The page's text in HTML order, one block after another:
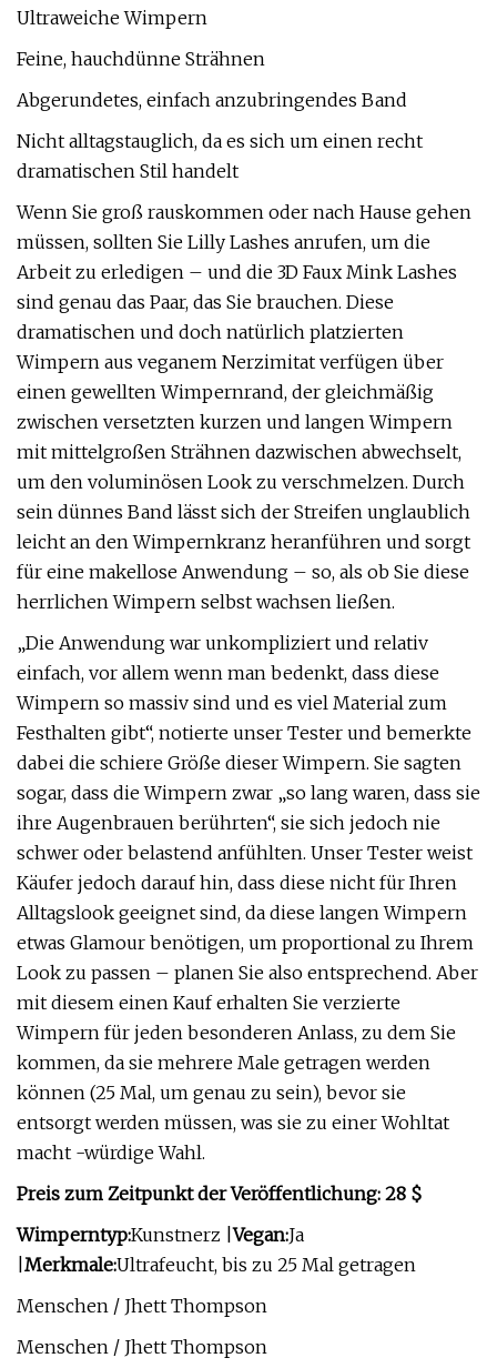
Ultraweiche Wimpern
Feine, hauchdünne Strähnen
Abgerundetes, einfach anzubringendes Band
Nicht alltagstauglich, da es sich um einen recht
dramatischen Stil handelt
Wenn Sie groß rauskommen oder nach Hause gehen
müssen, sollten Sie Lilly Lashes anrufen, um die
Arbeit zu erledigen – und die 3D Faux Mink Lashes
sind genau das Paar, das Sie brauchen. Diese
dramatischen und doch natürlich platzierten
Wimpern aus veganem Nerzimitat verfügen über
einen gewellten Wimpernrand, der gleichmäßig
zwischen versetzten kurzen und langen Wimpern
mit mittelgroßen Strähnen dazwischen abwechselt,
um den voluminösen Look zu verschmelzen. Durch
sein dünnes Band lässt sich der Streifen unglaublich
leicht an den Wimpernkranz heranführen und sorgt
für eine makellose Anwendung – so, als ob Sie diese
herrlichen Wimpern selbst wachsen ließen.
„Die Anwendung war unkompliziert und relativ
einfach, vor allem wenn man bedenkt, dass diese
Wimpern so massiv sind und es viel Material zum
Festhalten gibt“, notierte unser Tester und bemerkte
dabei die schiere Größe dieser Wimpern. Sie sagten
sogar, dass die Wimpern zwar „so lang waren, dass sie
ihre Augenbrauen berührten“, sie sich jedoch nie
schwer oder belastend anfühlten. Unser Tester weist
Käufer jedoch darauf hin, dass diese nicht für Ihren
Alltagslook geeignet sind, da diese langen Wimpern
etwas Glamour benötigen, um proportional zu Ihrem
Look zu passen – planen Sie also entsprechend. Aber
mit diesem einen Kauf erhalten Sie verzierte
Wimpern für jeden besonderen Anlass, zu dem Sie
kommen, da sie mehrere Male getragen werden
können (25 Mal, um genau zu sein), bevor sie
entsorgt werden müssen, was sie zu einer Wohltat
macht -würdige Wahl.
Preis zum Zeitpunkt der Veröffentlichung: 28 $
Wimperntyp:Kunstnerz |Vegan:Ja
Merkmale:Ultrafeucht, bis zu 25 Mal getragen
Menschen / Jhett Thompson
Menschen / Jhett Thompson